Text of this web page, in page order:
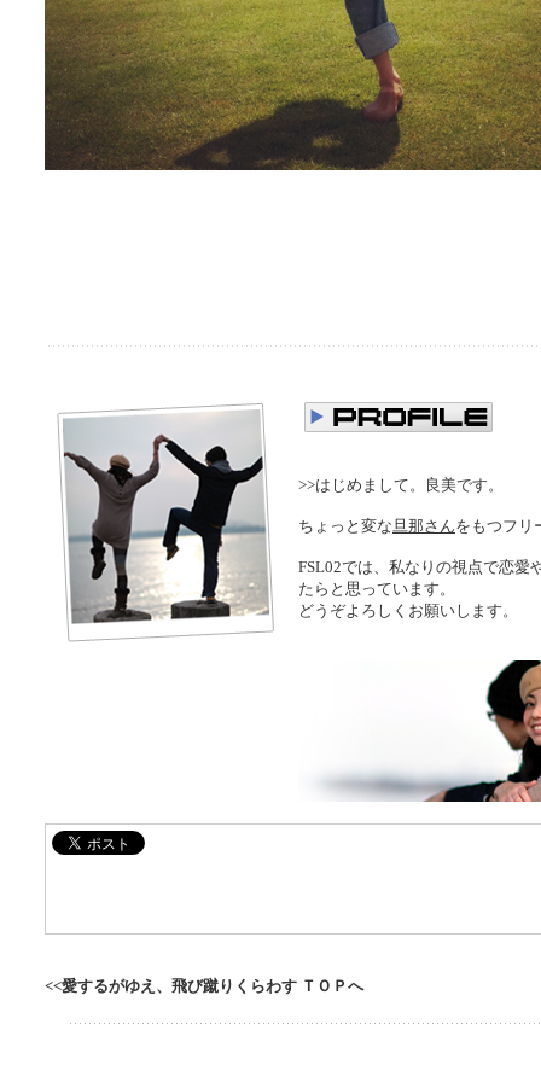
>>はじめまして。良美です。
ちょっと変な旦那さんをもつフリ
FSL02では、私なりの視点で恋愛
たらと思っています。
どうぞよろしくお願いします。
<<愛するがゆえ、飛び蹴りくらわす ＴＯＰへ